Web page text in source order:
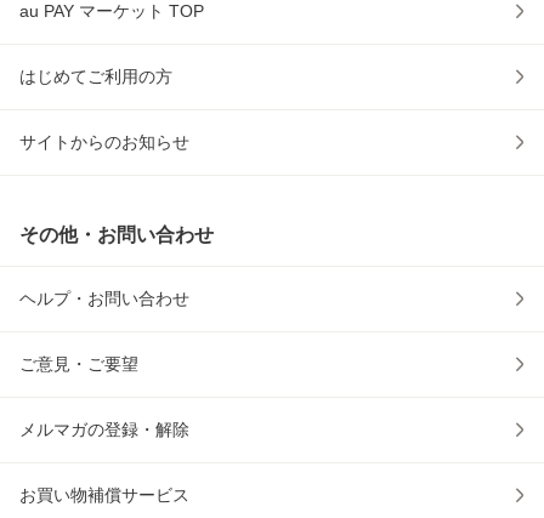
au PAY マーケット TOP
はじめてご利用の方
サイトからのお知らせ
その他・お問い合わせ
ヘルプ・お問い合わせ
ご意見・ご要望
メルマガの登録・解除
お買い物補償サービス